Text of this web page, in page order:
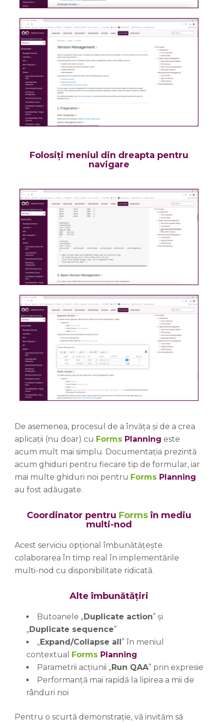
Folosiți meniul din dreapta pentru
navigare
De asemenea, procesul de a învăța și de a crea
aplicații (nu doar) cu Forms Planning este
acum mult mai simplu. Documentația prezintă
acum ghiduri pentru fiecare tip de formular, iar
mai multe ghiduri noi pentru Forms Planning
au fost adăugate.
Coordinator pentru Formsîn mediu
multi-nod
Acest serviciu opțional îmbunătățește
colaborarea în timp real în implementările
multi-nod cu disponibilitate ridicată.
Alte îmbunătățiri
Butoanele „Duplicate action” și
„Duplicate sequence”
„Expand/Collapse all” în meniul
contextual Forms Planning
Parametrii acțiunii „Run QAA” prin expresie
Performanță mai rapidă la lipirea a mii de
rânduri noi
Pentru o scurtă demonstrație, vă invităm să